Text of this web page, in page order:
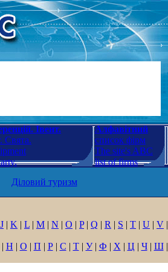
Івент.
Свята.
Алфавітний
список фірм
The site's ABC
list of firms
Діловий туризм
J | K | L | M | N | O | P| Q | R | S | T | U | V |
Н | О | П | Р| С | Т| У| Ф | Х | Ц | Ч| Ш|